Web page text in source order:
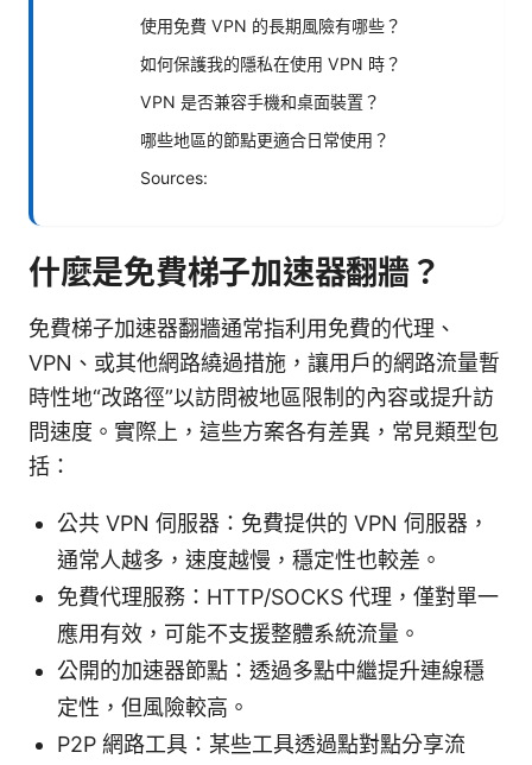
使用免費 VPN 的長期風險有哪些？
如何保護我的隱私在使用 VPN 時？
VPN 是否兼容手機和桌面裝置？
哪些地區的節點更適合日常使用？
Sources:
什麼是免費梯子加速器翻牆？
免費梯子加速器翻牆通常指利用免費的代理、
VPN、或其他網路繞過措施，讓用戶的網路流量暫
時性地“改路徑”以訪問被地區限制的內容或提升訪
問速度。實際上，這些方案各有差異，常見類型包
括：
公共 VPN 伺服器：免費提供的 VPN 伺服器，
通常人越多，速度越慢，穩定性也較差。
免費代理服務：HTTP/SOCKS 代理，僅對單一
應用有效，可能不支援整體系統流量。
公開的加速器節點：透過多點中繼提升連線穩
定性，但風險較高。
P2P 網路工具：某些工具透過點對點分享流